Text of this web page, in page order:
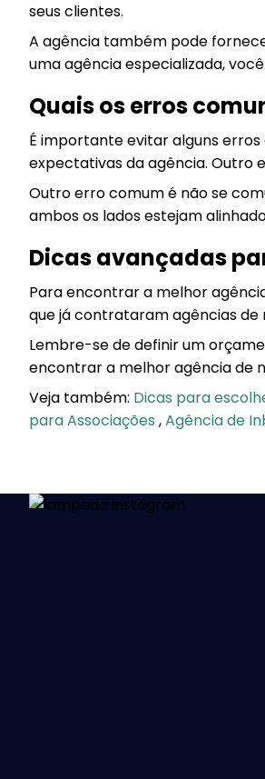
seus clientes.
A agência também pode
uma agência especializada,
Quais os erros
É importante evitar alguns
expectativas da agência. Outro
Outro erro comum é não se
ambos os lados estejam
Dicas avançadas
Para encontrar a melhor
que já contrataram agências de
Lembre-se de definir um
encontrar a melhor agência de
Veja também: Dicas para
para Associações ,Agência de